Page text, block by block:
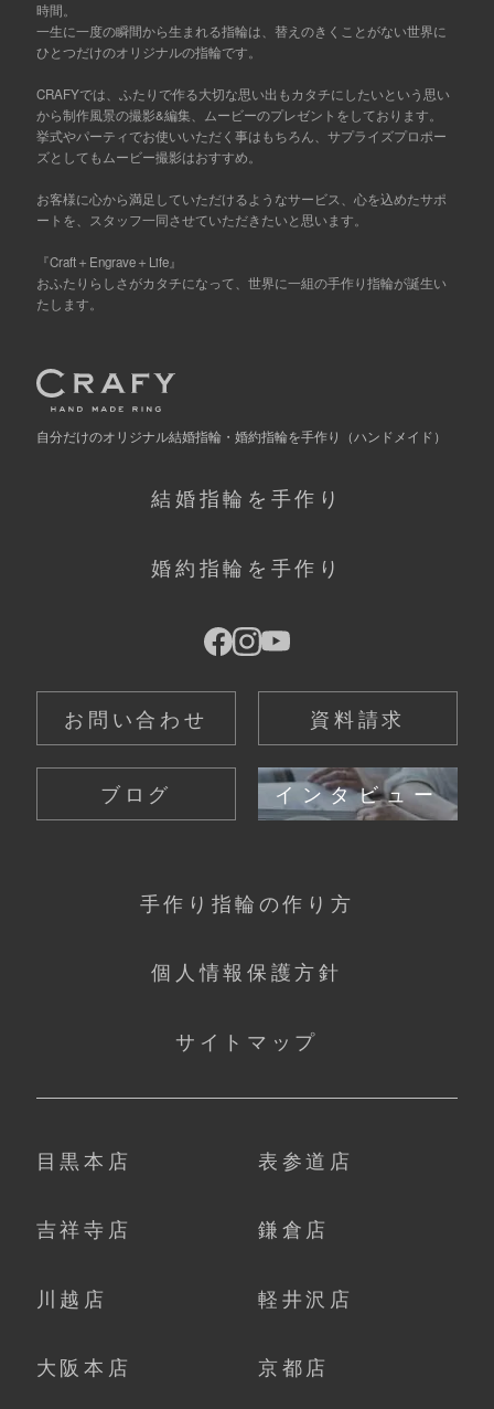
時間。
一生に一度の瞬間から生まれる指輪は、替えのきくことがない世界に
ひとつだけのオリジナルの指輪です。
CRAFYでは、ふたりで作る大切な思い出もカタチにしたいという思い
から制作風景の撮影&編集、ムービーのプレゼントをしております。
挙式やパーティでお使いいただく事はもちろん、サプライズプロポー
ズとしてもムービー撮影はおすすめ。
お客様に心から満足していただけるようなサービス、心を込めたサポ
ートを、スタッフ一同させていただきたいと思います。
『Craft＋Engrave＋Life』
おふたりらしさがカタチになって、世界に一組の手作り指輪が誕生い
たします。
自分だけのオリジナル結婚指輪・婚約指輪を手作り （ハンドメイド）
結婚指輪を手作り
婚約指輪を手作り
お問い合わせ 資料請求
ブログ インタビュー
手作り指輪の作り方
個人情報保護方針
サイトマップ
目黒本店 表参道店
吉祥寺店 鎌倉店
川越店 軽井沢店
大阪本店 京都店